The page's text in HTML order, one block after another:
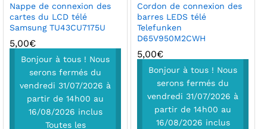
Nappe de connexion des
cartes du LCD télé
Samsung TU43CU7175U
5,00€
Bonjour à tous ! Nous
serons fermés du
vendredi 31/07/2026 à
partir de 14h00 au
16/08/2026 inclus
Toutes les
Cordon de connexion des
barres LEDS télé
Telefunken
D65V950M2CWH
5,00€
Bonjour à tous ! Nous
serons fermés du
vendredi 31/07/2026 à
partir de 14h00 au
16/08/2026 inclus